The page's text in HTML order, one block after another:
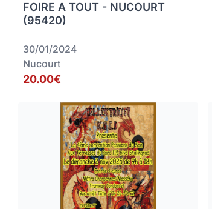
FOIRE A TOUT - NUCOURT
(95420)
30/01/2024
Nucourt
20.00€